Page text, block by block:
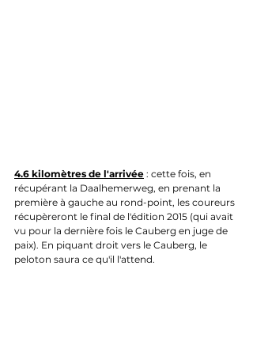
4.6 kilomètres de l'arrivée : cette fois, en
récupérant la Daalhemerweg, en prenant la
première à gauche au rond-point, les coureurs
récupèreront le final de l'édition 2015 (qui avait
vu pour la dernière fois le Cauberg en juge de
paix). En piquant droit vers le Cauberg, le
peloton saura ce qu'il l'attend.